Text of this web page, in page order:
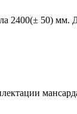
2400(± 50)